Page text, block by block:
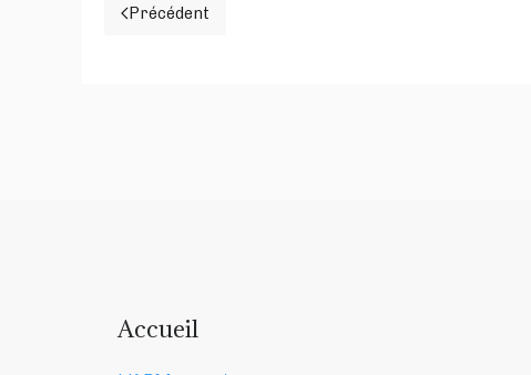
Article précédent : La loi de la dernière minute…
Précédent
Accueil